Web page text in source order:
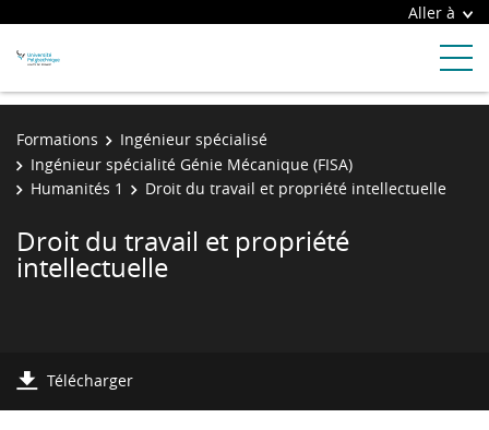
Aller à
Formations
Ingénieur spécialisé
Ingénieur spécialité Génie Mécanique (FISA)
Humanités 1
Droit du travail et propriété intellectuelle
Droit du travail et propriété
intellectuelle
Télécharger